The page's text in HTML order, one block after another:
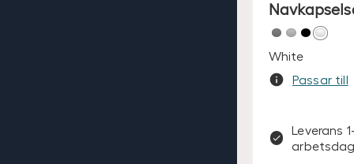
White
Passar till
Leverans